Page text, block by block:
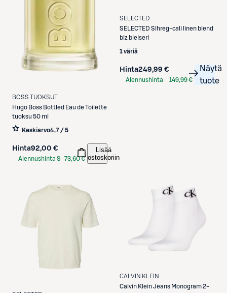
BOSS TUOKSUT
Hugo Boss Bottled Eau de Toilette
tuoksu 50 ml
Keskiarvo4,7 / 5
Hinta92,00 €
Alennushinta S-73,60 €
Lisää
ostoskoriin
SELECTED
SELECTED Slhreg-cali linen blend
blz bleiseri
1 väriä
Hinta249,99 €
Alennushinta
149,99 €
Näytä
tuote
CALVIN KLEIN
Calvin KleinJeans Monogram 2-